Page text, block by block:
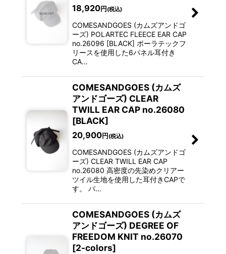
18,920円 (税込)
COMESANDGOES (カムズアンドゴ
ーズ) POLARTEC FLEECE EAR CAP
no.26096 [BLACK] ポーラテックフ
リースを使用した6パネル耳付き
CA…
COMESANDGOES (カムズ
アンドゴーズ) CLEAR
TWILL EAR CAP no.26080
[BLACK]
20,900円 (税込)
COMESANDGOES (カムズアンドゴ
ーズ) CLEAR TWILL EAR CAP
no.26080 高密度の先染めクリアー
ツイル生地を使用した耳付きCAPで
す。 パ…
COMESANDGOES (カムズ
アンドゴーズ) DEGREE OF
FREEDOM KNIT no.26070
[2-colors]